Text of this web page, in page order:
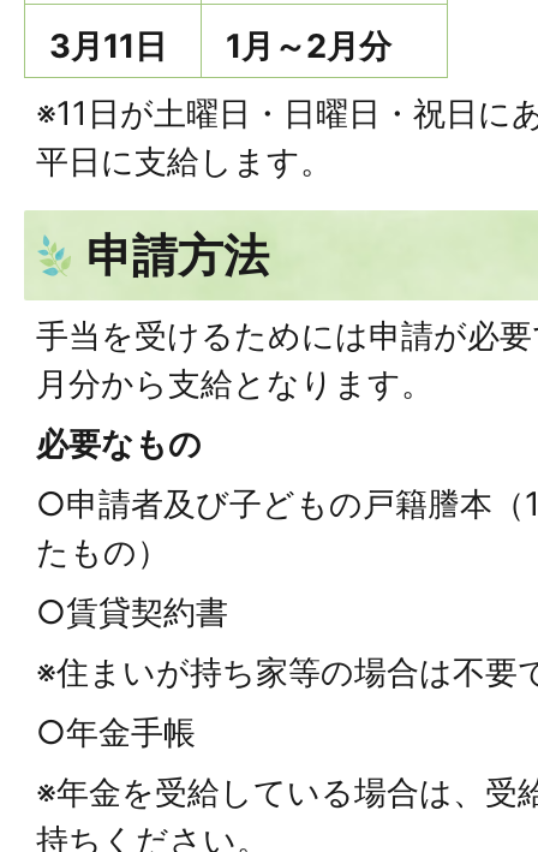
3月11日
1月～2月分
※11日が土曜日・日曜日・祝日に
平日に支給します。
申請方法
手当を受けるためには申請が必
月分から支給となります。
必要なもの
○申請者及び子どもの戸籍謄本（
たもの）
○賃貸契約書
※住まいが持ち家等の場合は不要
○年金手帳
※年金を受給している場合は、受
持ちください。